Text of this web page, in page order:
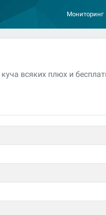
Мониторинг
всяких плюх и